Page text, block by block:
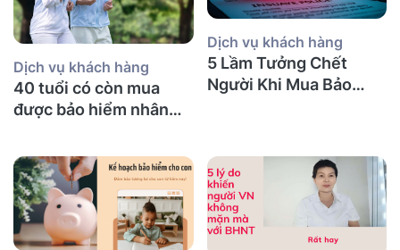
Dịch vụ khách hàng
40 tuổi có còn mua
được bảo hiểm nhân
bảo hiểm gì?
Dịch vụ khách hàng
5 Lầm Tưởng Chết
Người Khi Mua Bảo